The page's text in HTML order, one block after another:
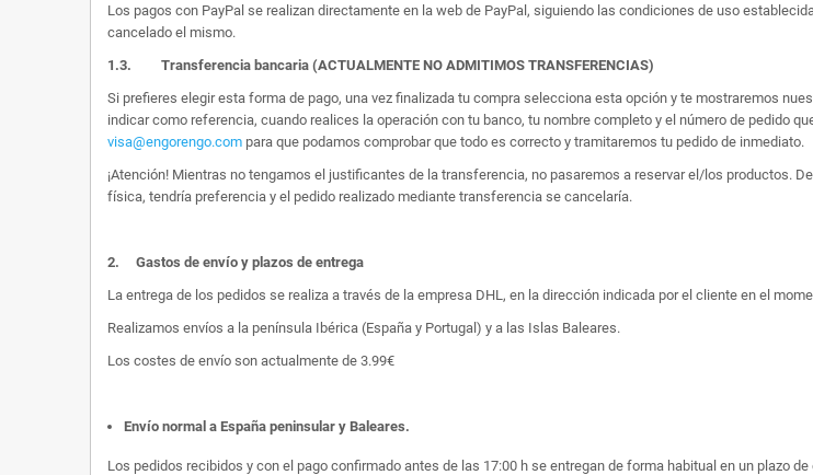
Los pagos con PayPal se realizan directamente en la web de PayPal, siguiendo las condiciones de uso
cancelado el mismo.
1.3. Transferencia bancaria (ACTUALMENTE NO ADMITIMOS TRANSFERENCIAS)
Si prefieres elegir esta forma de pago, una vez finalizada tu compra selecciona esta opción y te mostraremos
indicar como referencia, cuando realices la operación con tu banco, tu nombre completo y el número de pedido
visa@engorengo.com para que podamos comprobar que todo es correcto y tramitaremos tu pedido de inmediato.
¡Atención! Mientras no tengamos el justificantes de la transferencia, no pasaremos a reservar el/los productos.
física, tendría preferencia y el pedido realizado mediante transferencia se cancelaría.
2. Gastos de envío y plazos de entrega
La entrega de los pedidos se realiza a través de la empresa DHL, en la dirección indicada por el cliente en el
Realizamos envíos a la península Ibérica (España y Portugal) y a las Islas Baleares.
Los costes de envío son actualmente de 3.99€
Envío normal a España peninsular y Baleares.
Los pedidos recibidos y con el pago confirmado antes de las 17:00 h se entregan de forma habitual en un plazo